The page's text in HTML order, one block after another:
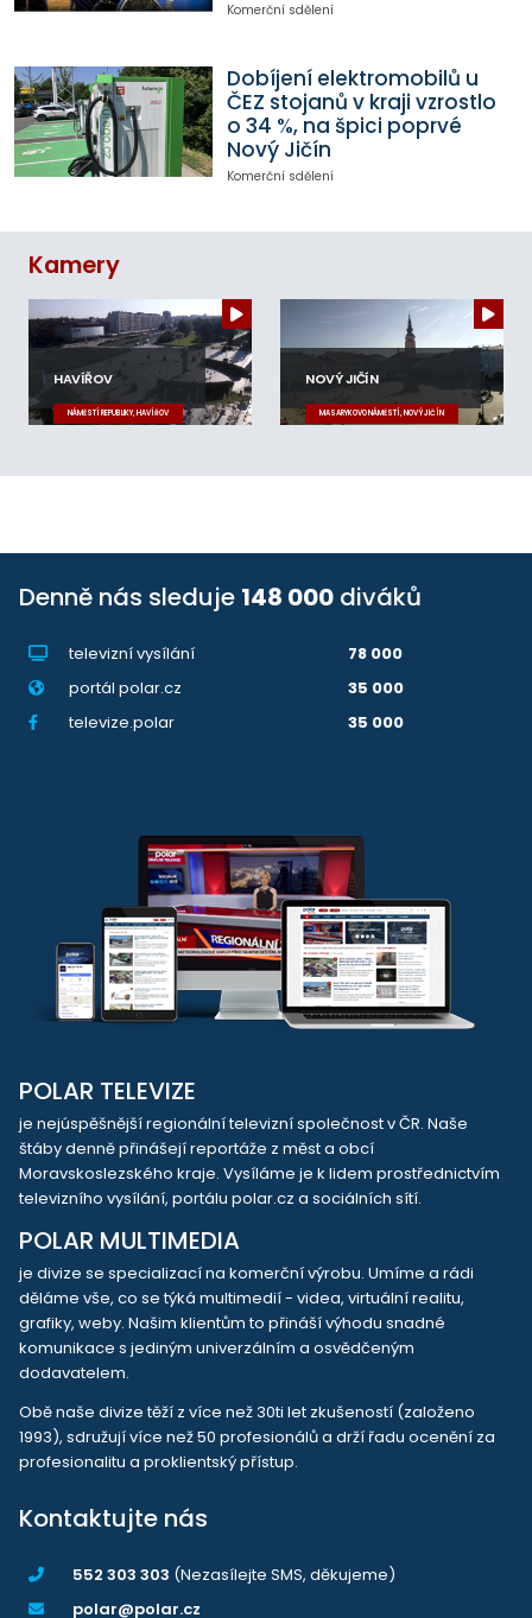
Komerční sdělení
Dobíjení elektromobilů u
ČEZ stojanů v kraji vzrostlo
o 34 %, na špici poprvé
Nový Jičín
Komerční sdělení
Kamery
HAVÍŘOV
NÁMĚSTÍ REPUBLIKY, HAVÍŘOV
NOVÝ JIČÍN
MASARYKOVO NÁMĚSTÍ, NOVÝ JIČÍN
Denně nás sleduje 148 000 diváků
televizní vysílání
78 000
portál polar.cz
35 000
televize.polar
35 000
POLAR TELEVIZE
je nejúspěšnější regionální televizní společnost v ČR. Naše
štáby denně přinášejí reportáže z měst a obcí
Moravskoslezského kraje. Vysíláme je k lidem prostřednictvím
televizního vysílání, portálu polar.cz a sociálních sítí.
POLAR MULTIMEDIA
je divize se specializací na komerční výrobu. Umíme a rádi
děláme vše, co se týká multimedií - videa, virtuální realitu,
grafiky, weby. Našim klientům to přináší výhodu snadné
komunikace s jediným univerzálním a osvědčeným
dodavatelem.
Obě naše divize těží z více než 30ti let zkušeností (založeno
1993), sdružují více než 50 profesionálů a drží řadu ocenění za
profesionalitu a proklientský přístup.
Kontaktujte nás
552 303 303 (Nezasílejte SMS, děkujeme)
polar@polar.cz